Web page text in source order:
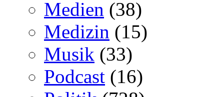
Medien (38)
Medizin (15)
Musik (33)
Podcast (16)